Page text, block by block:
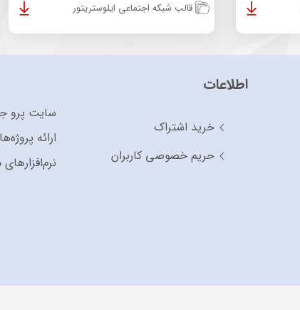
قالب شبکه اجتماعی ایلوستریتور
اطلاعات
خرید اشتراک
حریم خصوصی کاربران
ارائه